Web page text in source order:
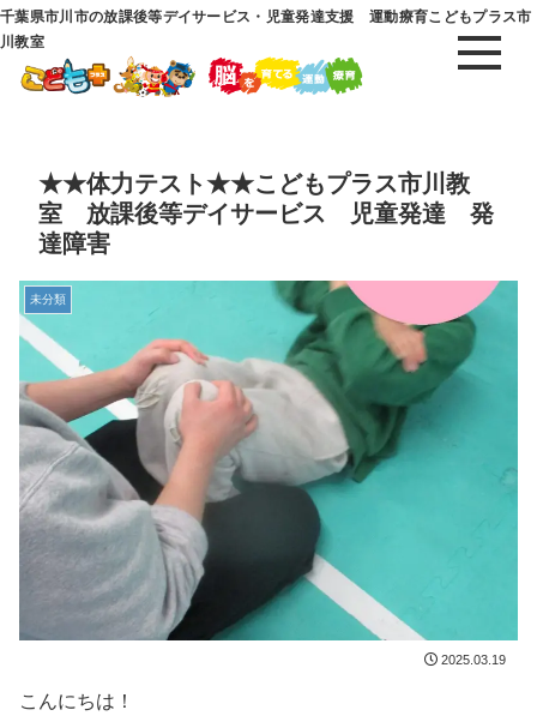
千葉県市川市の放課後等デイサービス・児童発達支援 運動療育こどもプラス市
川教室
★★体力テスト★★こどもプラス市川教
室 放課後等デイサービス 児童発達 発
達障害
未分類
2025.03.19
こんにちは！